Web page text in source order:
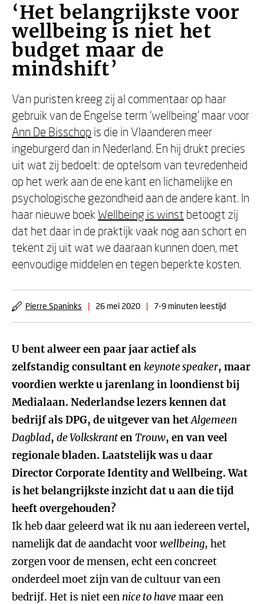
‘Het belangrijkste voor
wellbeing is niet het
budget maar de
mindshift’
Van puristen kreeg zij al commentaar op haar
gebruik van de Engelse term ‘wellbeing’ maar voor
Ann De Bisschop is die in Vlaanderen meer
ingeburgerd dan in Nederland. En hij drukt precies
uit wat zij bedoelt: de optelsom van tevredenheid
op het werk aan de ene kant en lichamelijke en
psychologische gezondheid aan de andere kant. In
haar nieuwe boek Wellbeing is winst betoogt zij
dat het daar in de praktijk vaak nog aan schort en
tekent zij uit wat we daaraan kunnen doen, met
eenvoudige middelen en tegen beperkte kosten.
Pierre Spaninks | 26 mei 2020 | 7-9 minuten leestijd
U bent alweer een paar jaar actief als
zelfstandig consultant enkeynote speaker, maar
voordien werkte u jarenlang in loondienst bij
Medialaan. Nederlandse lezers kennen dat
bedrijf als DPG, de uitgever van hetAlgemeen
Dagblad, de Volkskranten Trouw, en van veel
regionale bladen. Laatstelijk was u daar
Director Corporate Identity and Wellbeing. Wat
is het belangrijkste inzicht dat u aan die tijd
heeft overgehouden?
Ik heb daar geleerd wat ik nu aan iedereen vertel,
namelijk dat de aandacht voorwellbeing, het
zorgen voor de mensen, echt een concreet
onderdeel moet zijn van de cultuur van een
bedrijf. Het is niet een nice to have maar een